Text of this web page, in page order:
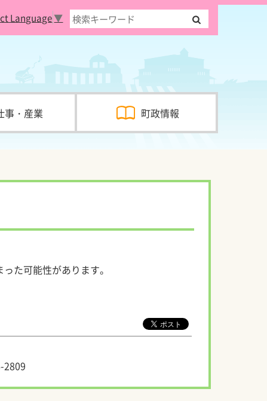
Language▼
事・産業 町政情報
た可能性があります。
2809